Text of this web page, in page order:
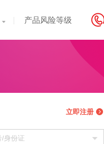
产品风险等级
立即注册